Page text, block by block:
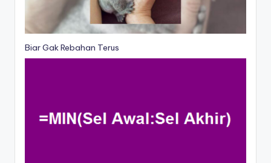
Biar Gak Rebahan Terus